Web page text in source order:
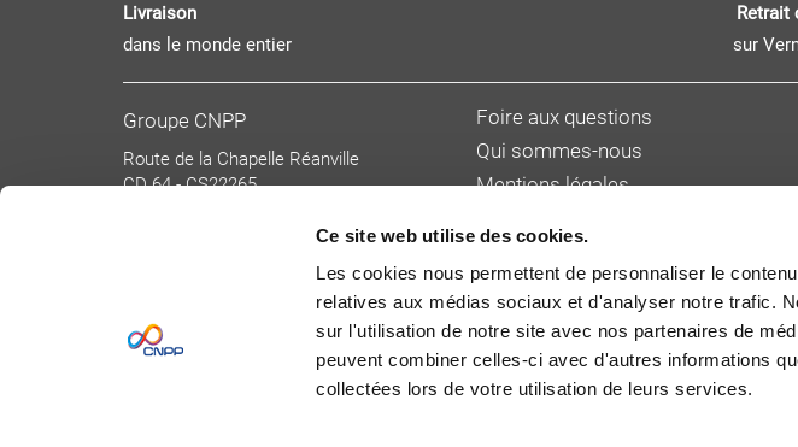
Ce site web utilise des cookies.
Les cookies nous permettent de personnaliser le
relatives aux médias sociaux et d'analyser notre trafic.
sur l'utilisation de notre site avec nos partenaires de
peuvent combiner celles-ci avec d'autres informations
collectées lors de votre utilisation de leurs services.
Livraison
dans le monde entier
Retrait
sur
Groupe CNPP
Route de la Chapelle Réanville
CD 64 - CS22265
Foire aux questions
Qui sommes-nous
Mentions légales
Tarifs et délai de livraison
Devenir auteur